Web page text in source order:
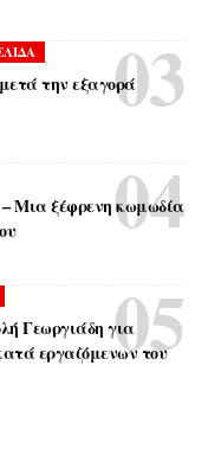
την εξαγορά
Μια ξέφρενη κωμωδία
Γεωργιάδη για
εργαζόμενων του